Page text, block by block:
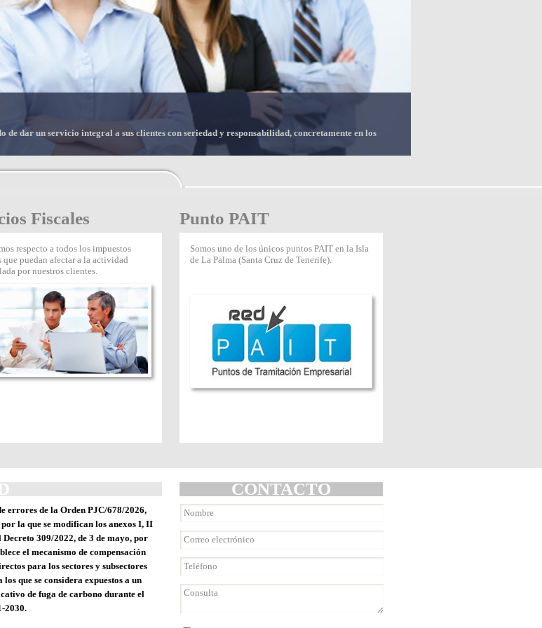
de dar un servicio integral a sus clientes con seriedad y responsabilidad, concretamente en los
Fiscales
respecto a todos los impuestos
que puedan afectar a la actividad
por nuestros clientes.
Punto PAIT
Somos uno de los únicos puntos PAIT en la Isla
de La Palma (Santa Cruz de Tenerife).
errores de la Orden PJC/678/2026,
la que se modifican los anexos I, II
309/2022, de 3 de mayo, por
el mecanismo de compensación
para los sectores y subsectores
que se considera expuestos a un
de fuga de carbono durante el
2030.
CONTACTO